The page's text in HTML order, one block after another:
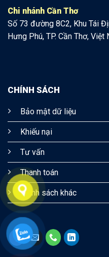
Chi nhánh Cần Thơ
Số 73 đường 8C2, Khu Tái
Hưng Phú, TP. Cần Thơ, Việt
CHÍNH SÁCH
Bảo mật dữ liệu
Khiếu nại
Tư vấn
Thanh toán
Chính sách khác